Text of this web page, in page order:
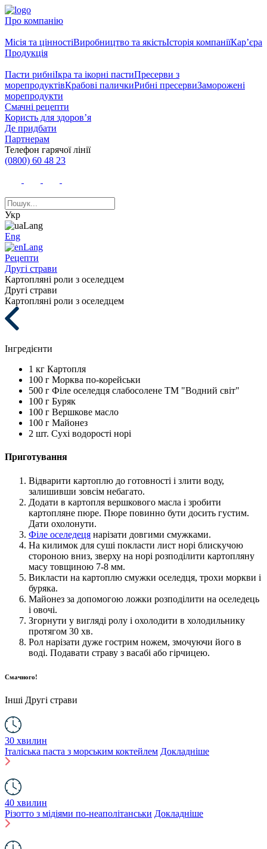
Про компанію
Місія та цінностіВиробництво та якістьІсторія компаніїКар’єра
Продукція
Пасти рибніІкра та ікорні пастиПресерви з
морепродуктівКрабові паличкиРибні пресервиЗаморожені
морепродукти
Смачні рецепти
Користь для здоров’я
Де придбати
Партнерам
Телефон гарячої лінії
(0800) 60 48 23
Укр
Eng
Рецепти
Другі страви
Картопляні роли з оселедцем
Другі страви
Картопляні роли з оселедцем
Інгредієнти
1 кг Картопля
100 г Морква по-корейськи
500 г Філе оселедця слабосолене ТМ "Водний світ"
100 г Буряк
100 г Вершкове масло
100 г Майонез
2 шт. Сухі водорості норі
Приготування
Відварити картоплю до готовності і злити воду,
залишивши зовсім небагато.
Додати в картопля вершкового масла і зробити
картопляне пюре. Пюре повинно бути досить густим.
Дати охолонути.
Філе оселедеця нарізати довгими смужками.
На килимок для суші покласти лист норі блискучою
стороною вниз, зверху на норі розподілити картопляну
масу товщиною 7-8 мм.
Викласти на картоплю смужки оселедця, трохи моркви і
буряка.
Майонез за допомогою ложки розподілити на оселедець
і овочі.
Згорнути у вигляді ролу і охолодити в холодильнику
протягом 30 хв.
Рол нарізати дуже гострим ножем, змочуючи його в
воді. Подавати страву з васабі або гірчицею.
Смачного!
Інші Другі страви
30 хвилин
Італіська паста з морським коктейлем Докладніше
40 хвилин
Різотто з мідіями по-неаполітанськи Докладніше